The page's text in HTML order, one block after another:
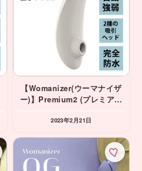
【Womanizer(ウーマナイザ
ー)】Premium2 (プレミアム
2023年2月21日